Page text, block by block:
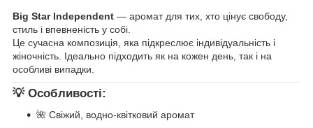
Big Star Independent — аромат для тих, хто цінує свободу,
стиль і впевненість у собі.
Це сучасна композиція, яка підкреслює індивідуальність і
жіночність. Ідеально підходить як на кожен день, так і на
особливі випадки.
💡 Особливості:
🌺 Свіжий, водно-квітковий аромат